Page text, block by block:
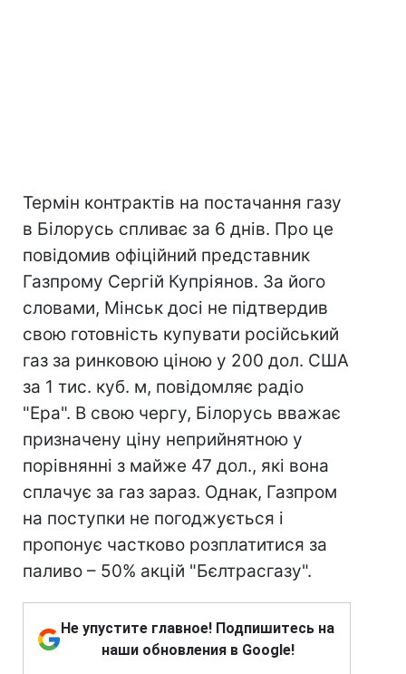
Термін контрактів на постачання газу
в Білорусь спливає за 6 днів. Про це
повідомив офіційний представник
Газпрому Сергій Купріянов. За його
словами, Мінськ досі не підтвердив
свою готовність купувати російський
газ за ринковою ціною у 200 дол. США
за 1 тис. куб. м, повідомляє радіо
"Ера". В свою чергу, Білорусь вважає
призначену ціну неприйнятною у
порівнянні з майже 47 дол., які вона
сплачує за газ зараз. Однак, Газпром
на поступки не погоджується і
пропонує частково розплатитися за
паливо – 50% акцій "Бєлтрасгазу".
Не упустите главное! Подпишитесь на
наши обновления в Google!